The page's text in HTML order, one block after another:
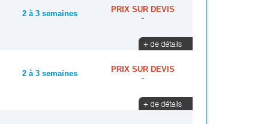
2 à 3 semaines PRIX SUR DEVIS
-
2 à 3 semaines PRIX SUR DEVIS
-